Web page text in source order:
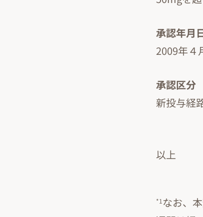
承認年月
2009年４
承認区分
新投与経
以上
*1 なお、